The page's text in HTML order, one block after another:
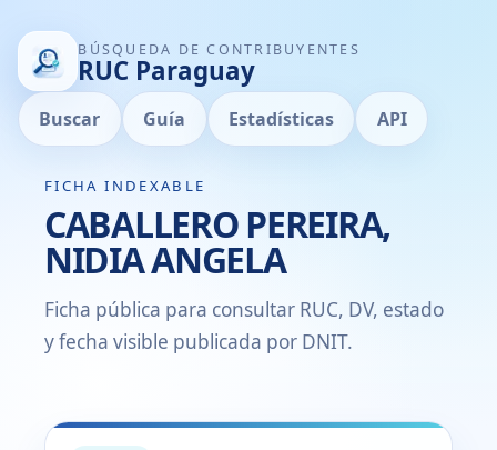
BÚSQUEDA DE CONTRIBUYENTES
RUC Paraguay
Buscar Guía Estadísticas API
FICHA INDEXABLE
CABALLERO PEREIRA,
NIDIA ANGELA
Ficha pública para consultar RUC, DV, estado
y fecha visible publicada por DNIT.